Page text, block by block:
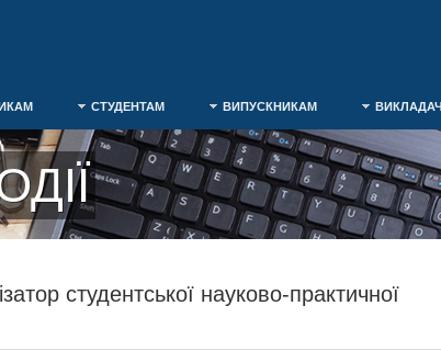
СТУДЕНТАМ ВИПУСКНИКАМ
студентської науково-практичної